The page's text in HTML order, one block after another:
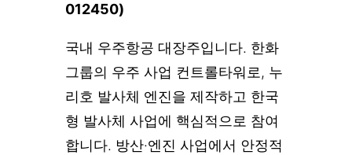
012450)
국내 우주항공 대장주입니다. 한화
그룹의 우주 사업 컨트롤타워로, 누
리호 발사체 엔진을 제작하고 한국
형 발사체 사업에 핵심적으로 참여
합니다. 방산·엔진 사업에서 안정적